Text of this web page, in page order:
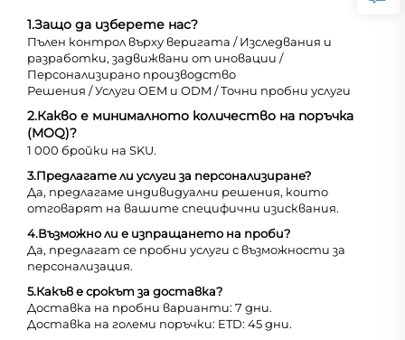
1.Защо да изберете нас?
Пълен контрол върху веригата / Изследвания и
разработки, задвижвани от иновации /
Персонализирано производство
Решения / Услуги OEM и ODM / Точни пробни услуги
2.Какво е минималното количество на поръчка
(MOQ)?
1 000 бройки на SKU.
3.Предлагате ли услуги за персонализиране?
Да, предлагаме индивидуални решения, които
отговарят на вашите специфични изисквания.
4.Възможно ли е изпращането на проби?
Да, предлагат се пробни услуги с възможности за
персонализация.
5.Какъв е срокът за доставка?
Доставка на пробни варианти: 7 дни.
Доставка на големи поръчки: ETD: 45 дни.